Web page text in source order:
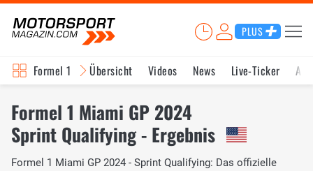
PLUS
Formel 1 Übersicht Videos News Live-Ticker
Formel 1 Miami GP 2024
Sprint Qualifying - Ergebnis
Formel 1 Miami GP 2024 - Sprint Qualifying: Das offizielle